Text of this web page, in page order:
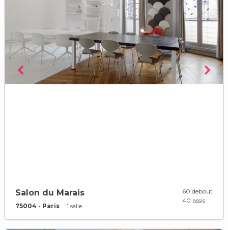
Salon du Marais
75004 - Paris 1 salle
60 debout
40 assis